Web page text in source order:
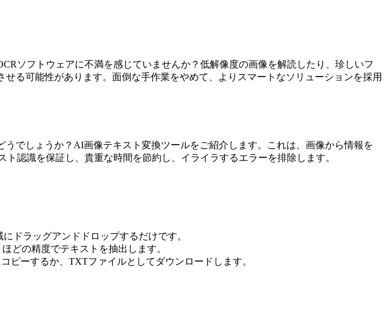
ソフトウェアに不満を感じていませんか？低解像度の画像を解読したり、珍しいフ
る可能性があります。面倒な手作業をやめて、よりスマートなソリューションを採用
でしょうか？AI画像テキスト変換ツールをご紹介します。これは、画像から情報を
認識を保証し、貴重な時間を節約し、イライラするエラーを排除します。
ドラッグアンドドロップするだけです。
どの精度でテキストを抽出します。
ーするか、TXTファイルとしてダウンロードします。